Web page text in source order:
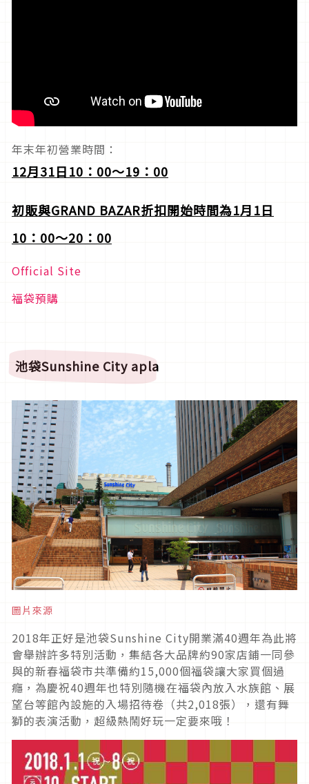
年末年初營業時間：
12月31日10：00～19：00
初販與GRAND BAZAR折扣開始時間為1月1日
10：00～20：00
Official Site
福袋預購
池袋Sunshine City apla
圖片來源
2018年正好是池袋Sunshine City開業滿40週年為此將
會舉辦許多特別活動，集結各大品牌約90家店鋪一同參
與的新春福袋市共準備約15,000個福袋讓大家買個過
癮，為慶祝40週年也特別隨機在福袋內放入水族館、展
望台等館內設施的入場招待卷（共2,018張），還有舞
獅的表演活動，超級熱鬧好玩一定要來哦！